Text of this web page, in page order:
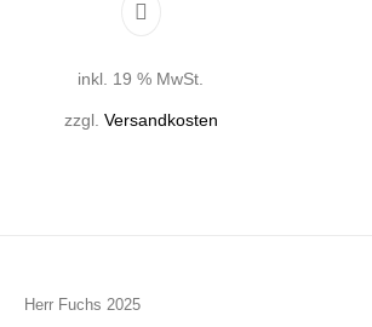
inkl. 19 % MwSt.
zzgl. Versandkosten
Herr Fuchs 2025